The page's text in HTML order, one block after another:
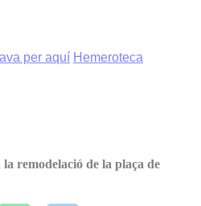
per aquí Hemeroteca
remodelació de la plaça de